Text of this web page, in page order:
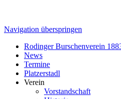
Navigation überspringen
Rodinger Burschenverein
News
Termine
Platzerstadl
Verein
Vorstandschaft